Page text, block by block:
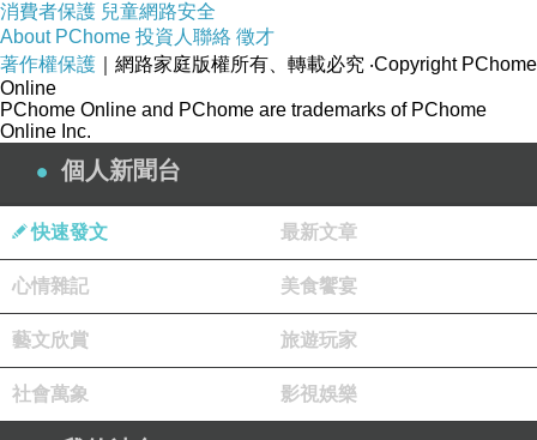
消費者保護 兒童網路安全
About PChome 投資人聯絡 徵才
著作權保護 ｜網路家庭版權所有、轉載必究 ‧Copyright PChome
Online
PChome Online and PChome are trademarks of PChome
Online Inc.
個人新聞台
快速發文 最新文章
心情雜記 美食饗宴
藝文欣賞 旅遊玩家
社會萬象 影視娛樂